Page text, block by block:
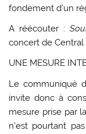
fondement d’un
A réécouter :
concert de Central
UNE MESURE
Le communiqué
invite donc à
mesure prise par
n’est pourtant